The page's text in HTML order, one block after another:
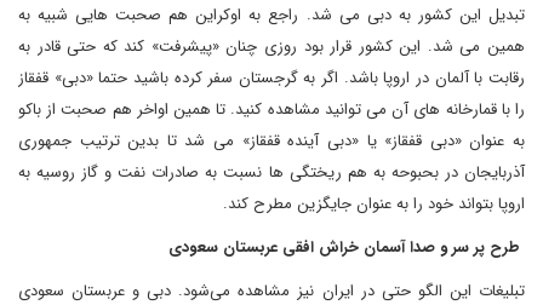
تبدیل این کشور به دبی می شد. راجع به اوکراین هم صحبت هایی شبیه به
همین می شد. این کشور قرار بود روزی چنان «پیشرفت» کند که حتی قادر به
رقابت با آلمان در اروپا باشد. اگر به گرجستان سفر کرده باشید حتما «دبی» قفقاز
را با قمارخانه های آن می توانید مشاهده کنید. تا همین اواخر هم صحبت از باکو
به عنوان «دبی قفقاز» یا «دبی آینده قفقاز» می شد تا بدین ترتیب جمهوری
آذربایجان در بحبوحه به هم ریختگی ها نسبت به صادرات نفت و گاز روسیه به
اروپا بتواند خود را به عنوان جایگزین مطرح کند.
طرح پر سر و صدا آسمان خراش افقی عربستان سعودی
تبلیغات این الگو حتی در ایران نیز مشاهده می‌شود. دبی و عربستان سعودی